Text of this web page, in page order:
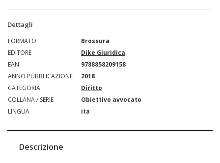
Dettagli
FORMATO
Brossura
EDITORE
Dike Giuridica
EAN
9788858209158
ANNO PUBBLICAZIONE
2018
CATEGORIA
Diritto
COLLANA / SERIE
Obiettivo avvocato
LINGUA
ita
Descrizione